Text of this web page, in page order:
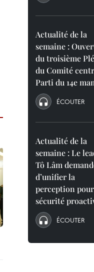
Actualité de la
semaine :
du troisième
du Comité
Parti du 14e
ÉCOUTER
Actualité de la
semaine : Le
Tô Lâm
d’unifier la
perception
sécurité
ÉCOUTER